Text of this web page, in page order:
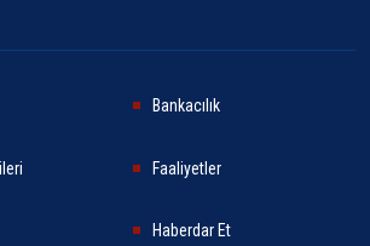
Bankacılık
Faaliyetler
Haberdar Et